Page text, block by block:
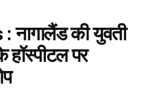
नागालैंड की युवती
हॉस्पीटल पर